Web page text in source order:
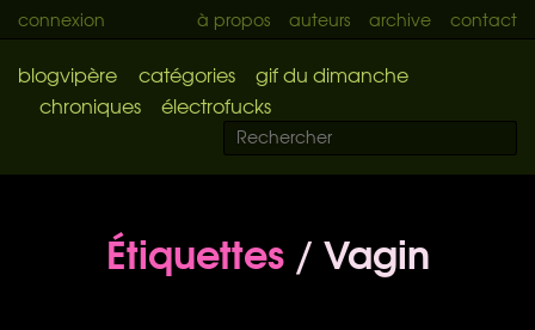
connexion à propos auteurs archive contact
blogvipère catégories
gif du dimanche
chroniques
électrofucks
Étiquettes/ Vagin